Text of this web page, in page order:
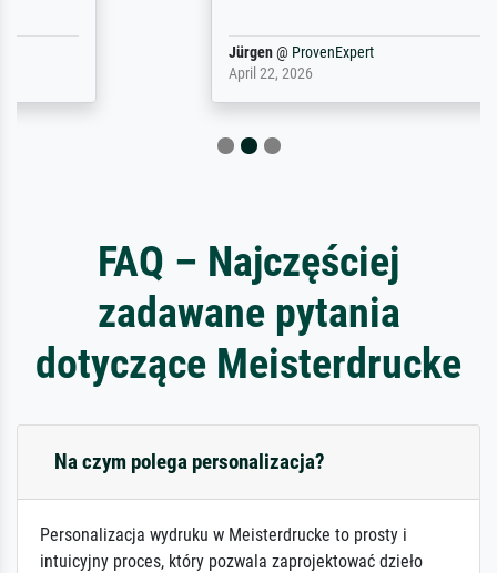
ProvenExpert
FAQ – Najczęściej
zadawane pytania
dotyczące Meisterdrucke
Na czym polega personalizacja?
Personalizacja wydruku w Meisterdrucke to prosty i
intuicyjny proces, który pozwala zaprojektować dzieło